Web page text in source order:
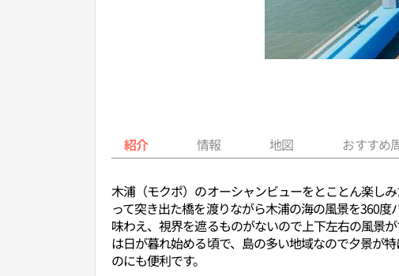
紹介 情報 地図 おすすめ
木浦（モクポ）のオーシャンビューをとことん楽し
って突き出た橋を渡りながら木浦の海の風景を360
味わえ、視界を遮るものがないので上下左右の風景
は日が暮れ始める頃で、島の多い地域なので夕景が
のにも便利です。